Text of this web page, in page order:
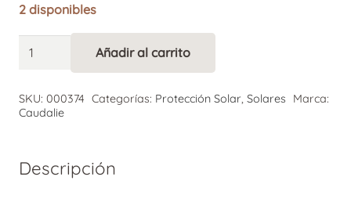
2 disponibles
Caudalie
SPF
ml
Añadir al carrito
SKU: 000374 Categorías: Protección Solar Solares
Marca:
Caudalie
Descripción